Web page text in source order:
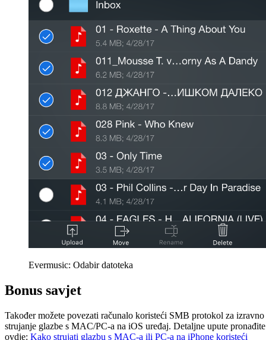
Evermusic: Odabir datoteka
Bonus savjet
Također možete povezati računalo koristeći SMB protokol za izravno
strujanje glazbe s MAC/PC-a na iOS uređaj. Detaljne upute pronađite
ovdje: Kako strujati glazbu s MAC-a ili PC-a na iPhone koristeći